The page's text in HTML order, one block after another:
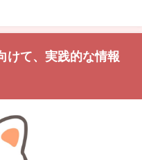
けて、実践的な情報